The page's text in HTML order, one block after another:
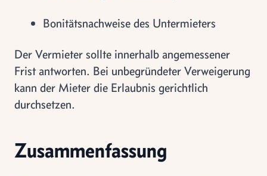
Bonitätsnachweise des Untermieters
Der Vermieter sollte innerhalb angemessener
Frist antworten. Bei unbegründeter Verweigerung
kann der Mieter die Erlaubnis gerichtlich
durchsetzen.
Zusammenfassung